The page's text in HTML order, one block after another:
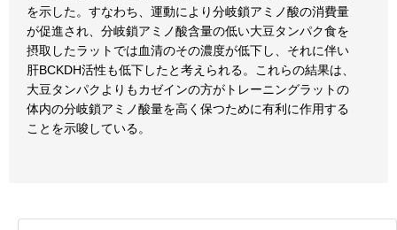
を示した。すなわち、運動により分岐鎖アミノ酸の消費量
が促進され、分岐鎖アミノ酸含量の低い大豆タンパク食を
摂取したラットでは血清のその濃度が低下し、それに伴い
肝BCKDH活性も低下したと考えられる。これらの結果は、
大豆タンパクよりもカゼインの方がトレーニングラットの
体内の分岐鎖アミノ酸量を高く保つために有利に作用する
ことを示唆している。